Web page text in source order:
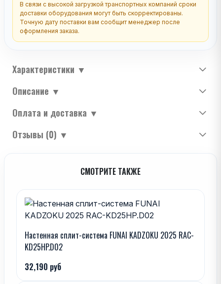
В связи с высокой загрузкой транспортных компаний сроки
доставки оборудования могут быть скорректированы.
Точную дату поставки вам сообщит менеджер после
оформления заказа.
Характеристики ▼
Описание ▼
Оплата и доставка ▼
Отзывы (0) ▼
СМОТРИТЕ ТАКЖЕ
Настенная сплит-система FUNAI KADZOKU 2025 RAC-
KD25HP.D02
32,190 руб